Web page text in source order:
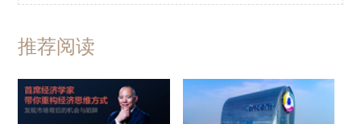
推荐阅读